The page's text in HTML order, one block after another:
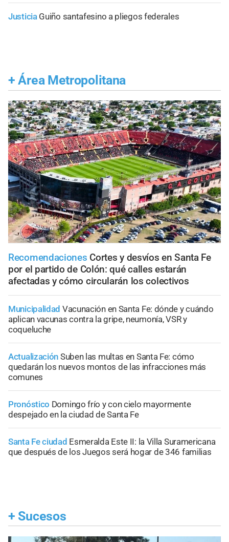
Justicia Guiño santafesino a pliegos federales
+ Área Metropolitana
Recomendaciones Cortes y desvíos en Santa Fe
por el partido de Colón: qué calles estarán
afectadas y cómo circularán los colectivos
Municipalidad Vacunación en Santa Fe: dónde y cuándo
aplican vacunas contra la gripe, neumonía, VSR y
coqueluche
Actualización Suben las multas en Santa Fe: cómo
quedarán los nuevos montos de las infracciones más
comunes
Pronóstico Domingo frío y con cielo mayormente
despejado en la ciudad de Santa Fe
Santa Fe ciudad Esmeralda Este II: la Villa Suramericana
que después de los Juegos será hogar de 346 familias
+ Sucesos